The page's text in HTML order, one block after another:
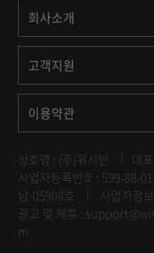
회사소개
고객지원
이용약관
상호명 : (주)위시빈 대
사업자등록번호 : 599-88-
남-05908호
사업자정
광고 및 제휴 :
m